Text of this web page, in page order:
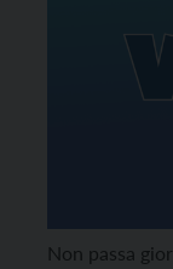
Non passa